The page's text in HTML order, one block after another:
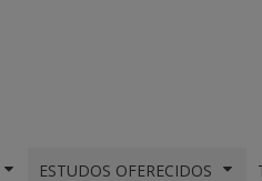
ESTUDOS OFERECIDOS